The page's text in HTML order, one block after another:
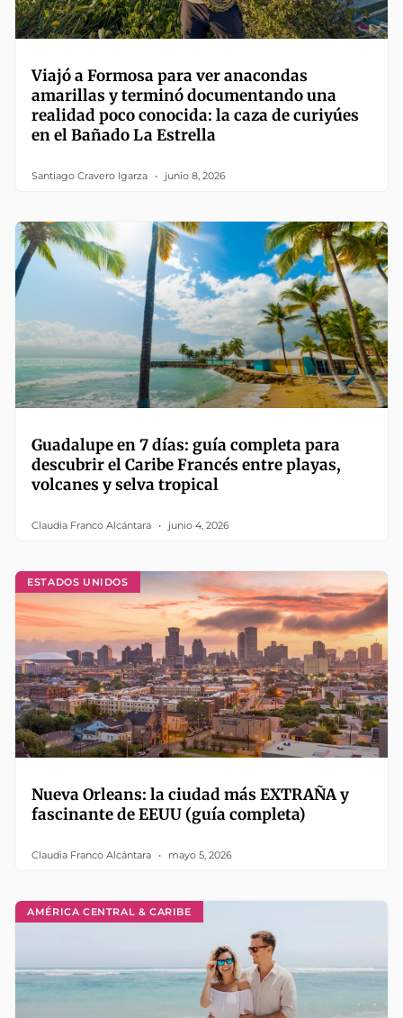
Viajó a Formosa para ver anacondas
amarillas y terminó documentando una
realidad poco conocida: la caza de curiyúes
en el Bañado La Estrella
Santiago Cravero Igarza junio 8, 2026
Guadalupe en 7 días: guía completa para
descubrir el Caribe Francés entre playas,
volcanes y selva tropical
Claudia Franco Alcántara junio 4, 2026
ESTADOS UNIDOS
Nueva Orleans: la ciudad más EXTRAÑA y
fascinante de EEUU (guía completa)
Claudia Franco Alcántara mayo 5, 2026
AMÉRICA CENTRAL & CARIBE